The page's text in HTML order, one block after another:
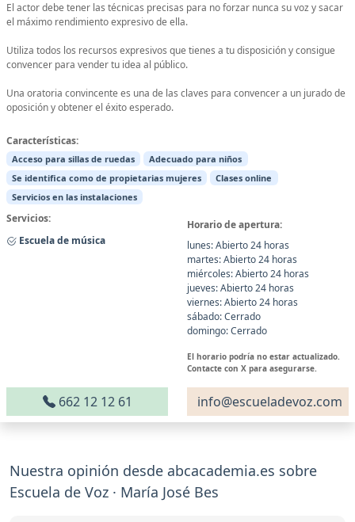
El actor debe tener las técnicas precisas para no forzar nunca su voz y sacar
el máximo rendimiento expresivo de ella.
Utiliza todos los recursos expresivos que tienes a tu disposición y consigue
convencer para vender tu idea al público.
Una oratoria convincente es una de las claves para convencer a un jurado de
oposición y obtener el éxito esperado.
Características:
Acceso para sillas de ruedas
Adecuado para niños
Se identifica como de propietarias mujeres
Clases online
Servicios en las instalaciones
Servicios:
Escuela de música
Horario de apertura:
lunes: Abierto 24 horas
martes: Abierto 24 horas
miércoles: Abierto 24 horas
jueves: Abierto 24 horas
viernes: Abierto 24 horas
sábado: Cerrado
domingo: Cerrado
El horario podría no estar actualizado.
Contacte con X para asegurarse.
662 12 12 61 info@escueladevoz.com
Nuestra opinión desde abcacademia.es sobre
Escuela de Voz · María José Bes